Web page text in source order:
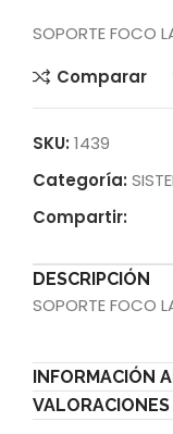
SOPORTE FOCO
Comparar
SKU: 1439
Categoría:
Compartir:
DESCRIPCIÓN
SOPORTE FOCO
INFORMACIÓN